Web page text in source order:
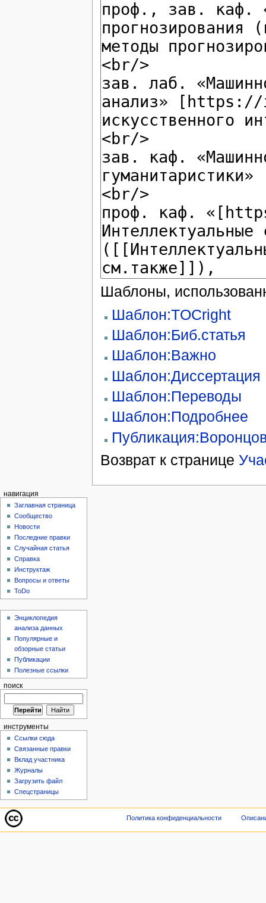
Шаблоны,
Шаблон:TOCright
Шаблон:Биб.статья
Шаблон:Важно
Шаблон:Диссертация
Шаблон:Переводы
Шаблон:Подробнее
Возврат к странице
навигация
Заглавная страница
Сообщество
Новости
Последние правки
Случайная статья
Справка
Инструктаж
Вопросы и ответы
ToDo
Энциклопедия
анализа данных
Популярные и
обзорные статьи
Публикации
Полезные ссылки
поиск
инструменты
Ссылки сюда
Связанные правки
Вклад участника
Журналы
Загрузить файл
Спецстраницы
Политика конфиденциальности